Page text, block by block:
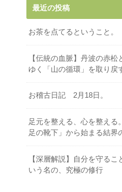
最近の投稿
お茶を点てるということ。
【伝統の血脈】丹波の赤
ゆく「山の循環」を取り戻
お稽古日記 2月18日。
足元を整える、心を整え
足の靴下」から始まる結界
【深層解説】自分を守るこ
いう名の、究極の修行